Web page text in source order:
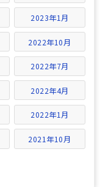
2023年1月
2022年10月
2022年7月
2022年4月
2022年1月
2021年10月